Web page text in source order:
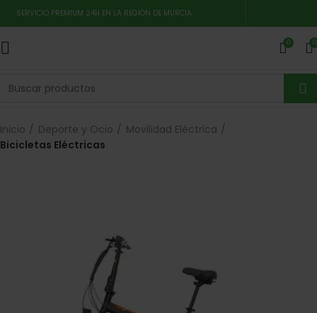
SERVICIO PREMIUM 24H EN LA REGIÓN DE MURCIA
0 0
Inicio Deporte y Ocio
Movilidad Eléctrica
Bicicletas Eléctricas